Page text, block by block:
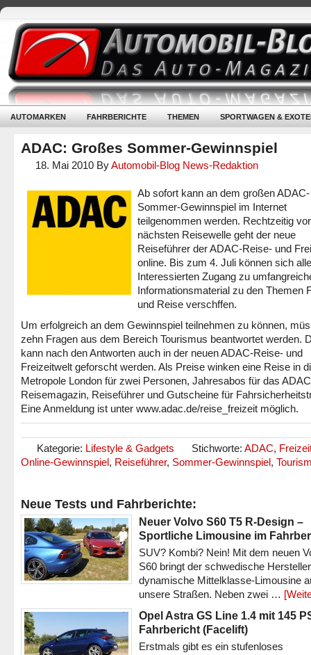
AUTOMARKEN FAHRBERICHTE THEMEN SPORTWAGEN &
ADAC: Großes Sommer-Gewinnspiel
18. Mai 2010 ByAutomobil-Blog News-Redaktion
Ab sofort kann an dem großen ADAC-
Sommer-Gewinnspiel im Internet
teilgenommen werden. Rechtzeitig
nächsten Reisewelle geht der neue
Reiseführer der ADAC-Reise- und
online. Bis zum 4. Juli können sich alle
Interessierten Zugang zu
Informationsmaterial zu den Themen
und Reise verschffen.
Um erfolgreich an dem Gewinnspiel teilnehmen zu können,
zehn Fragen aus dem Bereich Tourismus beantwortet werden.
kann nach den Antworten auch in der neuen ADAC-Reise- und
Freizeitwelt geforscht werden. Als Preise winken eine Reise in
Metropole London für zwei Personen, Jahresabos für das
Reisemagazin, Reiseführer und Gutscheine für
Eine Anmeldung ist unter www.adac.de/reise_freizeit möglich.
Kategorie: Lifestyle & Gadgets Stichworte: ADAC,
Online-Gewinnspiel, Reiseführer, Sommer-Gewinnspiel,
Neue Tests und Fahrberichte:
Neuer Volvo S60 T5 R-Design –
Sportliche Limousine im
SUV? Kombi? Nein! Mit dem neuen
S60 bringt der schwedische
dynamische Mittelklasse-Limousine
unsere Straßen. Neben zwei …
Opel Astra GS Line 1.4 mit 145
Fahrbericht (Facelift)
Erstmals gibt es ein stufenloses